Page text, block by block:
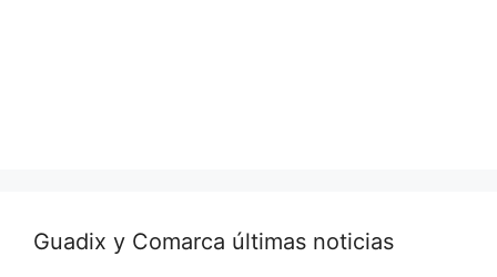
Guadix y Comarca últimas noticias